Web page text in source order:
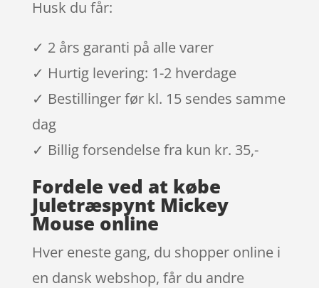
Husk du får:
✓ 2 års garanti på alle varer
✓ Hurtig levering: 1-2 hverdage
✓ Bestillinger før kl. 15 sendes samme
dag
✓ Billig forsendelse fra kun kr. 35,-
Fordele ved at købe
Juletræspynt Mickey
Mouse online
Hver eneste gang, du shopper online i
en dansk webshop, får du andre